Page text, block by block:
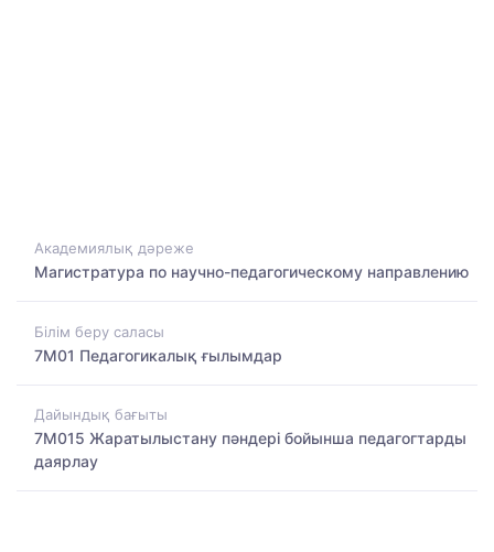
Академиялық дәреже
Магистратура по научно-педагогическому направлению
Білім беру саласы
7M01 Педагогикалық ғылымдар
Дайындық бағыты
7M015 Жаратылыстану пәндері бойынша педагогтарды
даярлау